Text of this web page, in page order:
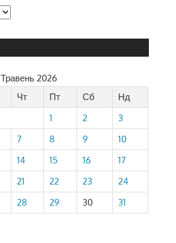
Травень 2026
Чт Пт Сб
Нд
1
2
3
7 8 9
10
14 15 16
17
21 22 23
24
28 29 30 31